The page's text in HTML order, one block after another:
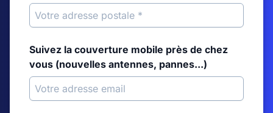
Suivez la couverture mobile près de chez
vous (nouvelles antennes, pannes...)